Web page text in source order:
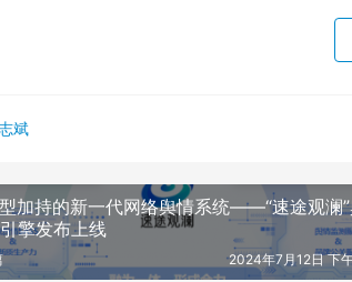
斌
加持的新一代网络舆情系统——“速途观澜
擎发布上线
2024年7月12日 下